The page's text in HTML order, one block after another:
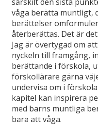
våga berätta muntligt,
berättelser
återberättas. Det är
Jag är övertygad om
nyckeln till framgång,
berättande i förskola,
förskollärare gärna
undervisa om i
kapitel kan inspirera
med barns muntliga
bara att våga.